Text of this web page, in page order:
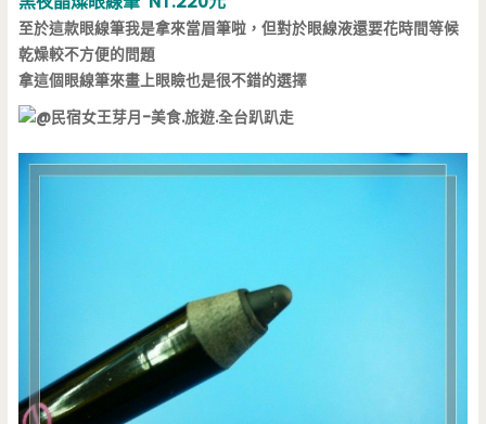
至於這款眼線筆我是拿來當眉筆啦，但對於眼線液還要花時間等候
乾燥較不方便的問題
拿這個眼線筆來畫上眼瞼也是很不錯的選擇